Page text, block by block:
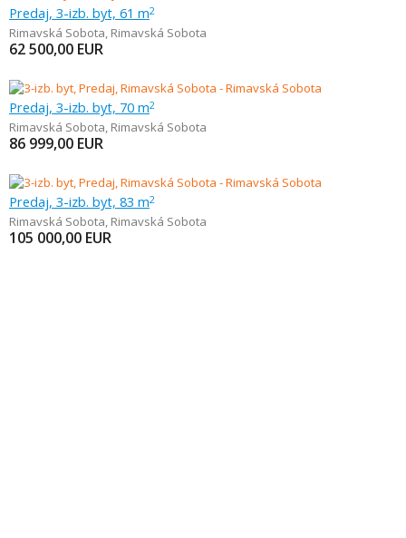
Predaj, 3-izb. byt, 61 m2
Rimavská Sobota, Rimavská Sobota
62 500,00 EUR
Predaj, 3-izb. byt, 70 m2
Rimavská Sobota, Rimavská Sobota
86 999,00 EUR
Predaj, 3-izb. byt, 83 m2
Rimavská Sobota, Rimavská Sobota
105 000,00 EUR